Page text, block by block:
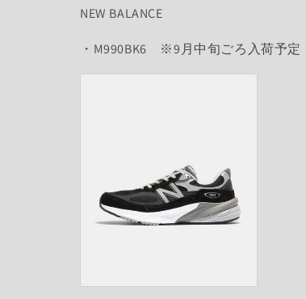
NEW BALANCE
・M990BK6 ※9月中旬ごろ入荷予定